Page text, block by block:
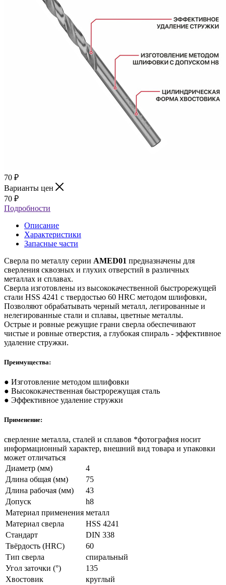
70 ₽
Варианты цен
70 ₽
Подробности
Описание
Характеристики
Запасные части
Сверла по металлу серии AMED01 предназначены для
сверления сквозных и глухих отверстий в различных
металлах и сплавах.
Сверла изготовлены из высококачественной быстрорежущей
стали HSS 4241 с твердостью 60 HRC методом шлифовки,
Позволяют обрабатывать черный металл, легированные и
нелегированные стали и сплавы, цветные металлы.
Острые и ровные режущие грани сверла обеспечивают
чистые и ровные отверстия, а глубокая спираль - эффективное
удаление стружки.
Преимущества:
● Изготовление методом шлифовки
● Высококачественная быстрорежущая сталь
● Эффективное удаление стружки
Применение:
сверление металла, сталей и сплавов *фотография носит
информационный характер, внешний вид товара и упаковки
может отличаться
Диаметр (мм)
4
Длина общая (мм)
75
Длина рабочая (мм)
43
Допуск
h8
Материал применения металл
Материал сверла
HSS 4241
Стандарт
DIN 338
Твёрдость (HRC)
60
Тип сверла
спиральный
Угол заточки (°)
135
Хвостовик
круглый